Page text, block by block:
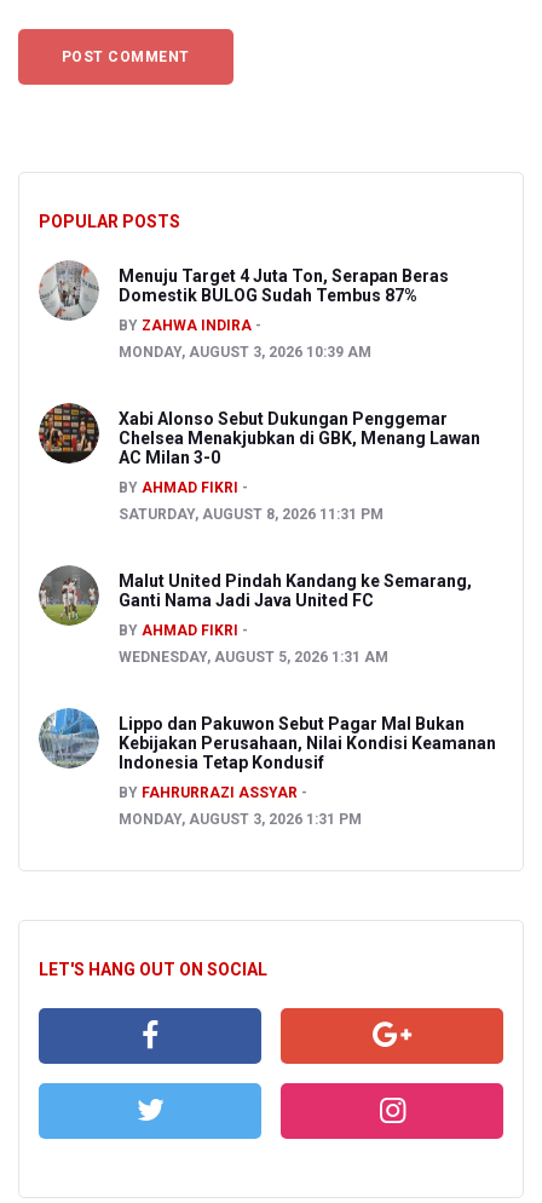
POPULAR POSTS
Menuju Target 4 Juta Ton, Serapan Beras
Domestik BULOG Sudah Tembus 87%
BY ZAHWA INDIRA
MONDAY, AUGUST 3, 2026 10:39 AM
Xabi Alonso Sebut Dukungan Penggemar
Chelsea Menakjubkan di GBK, Menang Lawan
AC Milan 3-0
BY AHMAD FIKRI
SATURDAY, AUGUST 8, 2026 11:31 PM
Malut United Pindah Kandang ke Semarang,
Ganti Nama Jadi Java United FC
BY AHMAD FIKRI
WEDNESDAY, AUGUST 5, 2026 1:31 AM
Lippo dan Pakuwon Sebut Pagar Mal Bukan
Kebijakan Perusahaan, Nilai Kondisi Keamanan
Indonesia Tetap Kondusif
BY FAHRURRAZI ASSYAR
MONDAY, AUGUST 3, 2026 1:31 PM
LET'S HANG OUT ON SOCIAL